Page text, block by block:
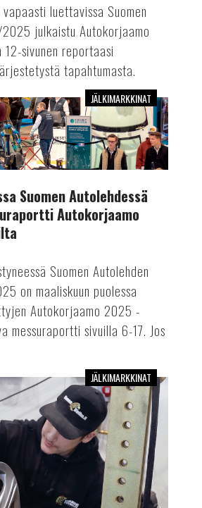
luettavissa Suomen
julkaistu Autokorjaamo
sivunen reportaasi
tapahtumasta.
JÄLKIMARKKINAT
Suomen Autolehdessä
Autokorjaamo
Suomen Autolehden
on maaliskuun puolessa
Autokorjaamo 2025 -
messuraportti sivuilla 6-17. Jos
JÄLKIMARKKINAT